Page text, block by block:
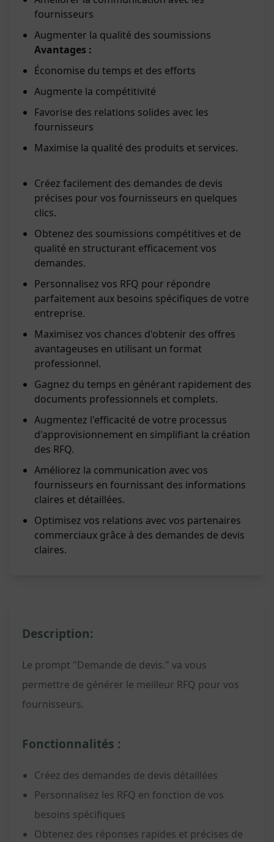
fournisseurs
Augmenter la qualité des soumissions
Avantages :
Économise du temps et des efforts
Augmente la compétitivité
Favorise des relations solides avec les
fournisseurs
Maximise la qualité des produits et services.
Créez facilement des demandes de devis
précises pour vos fournisseurs en quelques
clics.
Obtenez des soumissions compétitives et de
qualité en structurant efficacement vos
demandes.
Personnalisez vos RFQ pour répondre
parfaitement aux besoins spécifiques de votre
entreprise.
Maximisez vos chances d'obtenir des offres
avantageuses en utilisant un format
professionnel.
Gagnez du temps en générant rapidement des
documents professionnels et complets.
Augmentez l'efficacité de votre processus
d'approvisionnement en simplifiant la création
des RFQ.
Améliorez la communication avec vos
fournisseurs en fournissant des informations
claires et détaillées.
Optimisez vos relations avec vos partenaires
commerciaux grâce à des demandes de devis
claires.
Description:
Le prompt "Demande de devis." va vous
permettre de générer le meilleur RFQ pour vos
fournisseurs.
Fonctionnalités :
Créez des demandes de devis détaillées
Personnalisez les RFQ en fonction de vos
besoins spécifiques
Obtenez des réponses rapides et précises de